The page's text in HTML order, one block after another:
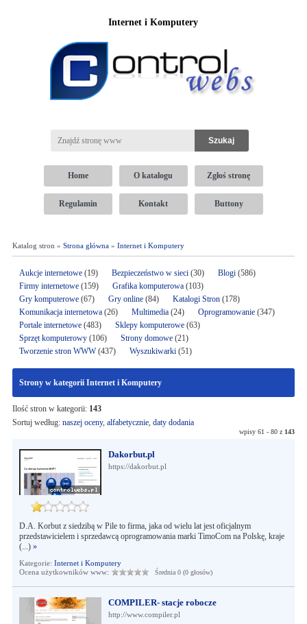
Internet i Komputery
Home O katalogu Zgłoś stronę
Regulamin Kontakt Buttony
Katalog stron » Strona główna» Internet i Komputery
Aukcje internetowe(19) Bezpieczeństwo w sieci(30) Blogi(586)
Firmy internetowe(159) Grafika komputerowa(103)
Gry komputerowe(67) Gry online(84) Katalogi Stron(178)
Komunikacja internetowa(26) Multimedia(24) Oprogramowanie(347)
Portale internetowe(483) Sklepy komputerowe(63)
Sprzęt komputerowy(106) Strony domowe(21)
Tworzenie stron WWW(437) Wyszukiwarki(51)
Strony w kategorii Internet i Komputery
Ilość stron w kategorii: 143
Sortuj według: naszej oceny, alfabetycznie, daty dodania
wpisy 61 - 80 z 143
Dakorbut.pl
https://dakorbut.pl
D.A. Korbut z siedzibą w Pile to firma, jaka od wielu lat jest oficjalnym
przedstawicielem i sprzedawcą oprogramowania marki TimoCom na Polskę, kraje
(...) »
Kategorie: Internet i Komputery
Ocena użytkowników www:
Średnia 0 (0 głosów)
COMPILER- stacje robocze
http://www.compiler.pl